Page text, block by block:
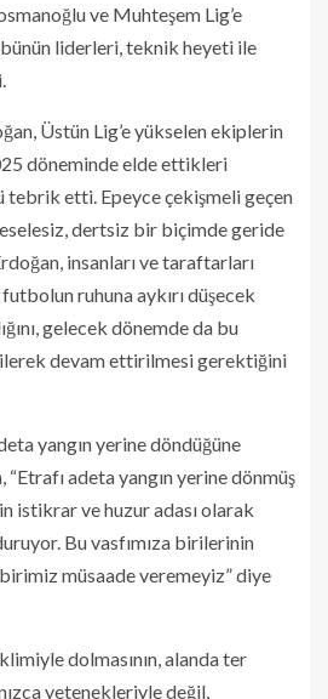
ve Muhteşem Lig’e
liderleri, teknik heyeti ile
Üstün Lig’e yükselen ekiplerin
döneminde elde ettikleri
etti. Epeyce çekişmeli geçen
dertsiz bir biçimde geride
insanları ve taraftarları
ruhuna aykırı düşecek
gelecek dönemde da bu
devam ettirilmesi gerektiğini
yangın yerine döndüğüne
adeta yangın yerine dönmüş
istikrar ve huzur adası olarak
Bu vasfımıza birilerinin
müsaade veremeyiz” diye
dolmasının, alanda ter
yetenekleriyle değil,